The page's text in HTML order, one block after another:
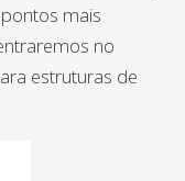
mais
no
estruturas de